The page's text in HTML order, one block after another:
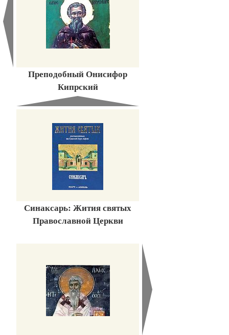
Преподобный Онисифор
Кипрский
Синаксарь: Жития святых
Православной Церкви